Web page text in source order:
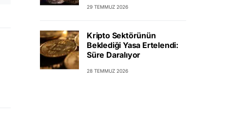
29 TEMMUZ 2026
Kripto Sektörünün
Beklediği Yasa Ertelendi:
Süre Daralıyor
28 TEMMUZ 2026